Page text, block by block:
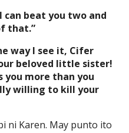
can beat you two and
that.”
way I see it, Cifer
beloved little sister!
you more than you
willing to kill your
ni Karen. May punto ito